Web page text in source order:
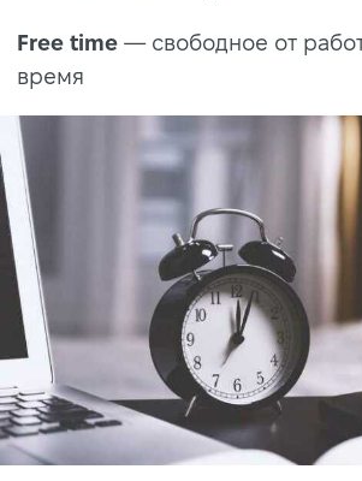
Free time — свободное от
время